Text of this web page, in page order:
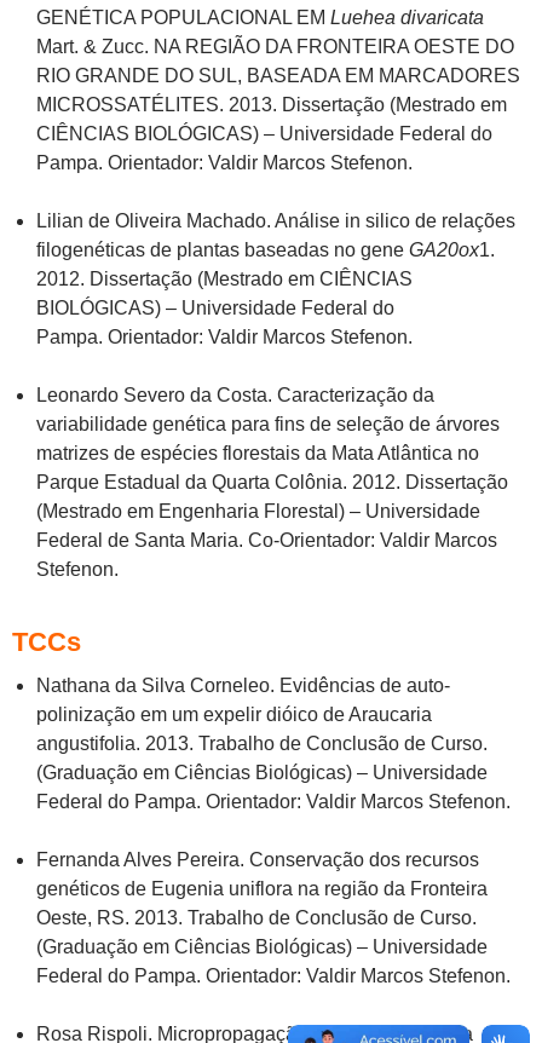
GENÉTICA POPULACIONAL EM Luehea divaricata
Mart. & Zucc. NA REGIÃO DA FRONTEIRA OESTE DO
RIO GRANDE DO SUL, BASEADA EM MARCADORES
MICROSSATÉLITES. 2013. Dissertação (Mestrado em
CIÊNCIAS BIOLÓGICAS) – Universidade Federal do
Pampa. Orientador: Valdir Marcos Stefenon.
Lilian de Oliveira Machado. Análise in silico de relações
filogenéticas de plantas baseadas no gene GA20ox1.
2012. Dissertação (Mestrado em CIÊNCIAS
BIOLÓGICAS) – Universidade Federal do
Pampa. Orientador: Valdir Marcos Stefenon.
Leonardo Severo da Costa. Caracterização da
variabilidade genética para fins de seleção de árvores
matrizes de espécies florestais da Mata Atlântica no
Parque Estadual da Quarta Colônia. 2012. Dissertação
(Mestrado em Engenharia Florestal) – Universidade
Federal de Santa Maria. Co-Orientador: Valdir Marcos
Stefenon.
TCCs
Nathana da Silva Corneleo. Evidências de auto-
polinização em um expelir dióico de Araucaria
angustifolia. 2013. Trabalho de Conclusão de Curso.
(Graduação em Ciências Biológicas) – Universidade
Federal do Pampa. Orientador: Valdir Marcos Stefenon.
Fernanda Alves Pereira. Conservação dos recursos
genéticos de Eugenia uniflora na região da Fronteira
Oeste, RS. 2013. Trabalho de Conclusão de Curso.
(Graduação em Ciências Biológicas) – Universidade
Federal do Pampa. Orientador: Valdir Marcos Stefenon.
Rosa Rispoli. Micropropagação in vitro de Eugenia